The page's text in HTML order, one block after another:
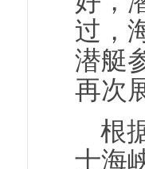
过，
潜艇
再次
根
士海